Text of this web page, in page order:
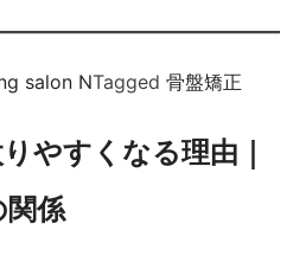
salon NTagged骨盤矯正
やすくなる理由｜
関係